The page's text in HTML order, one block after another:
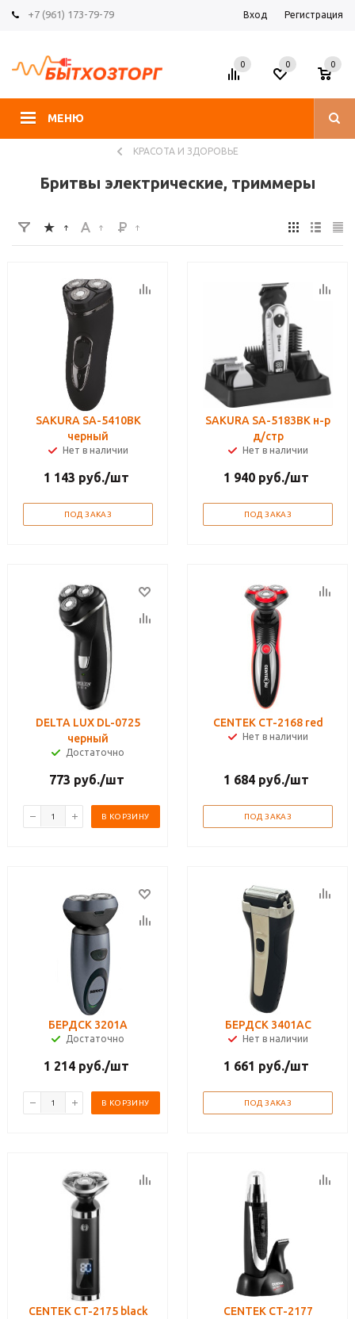
+7 (961) 173-79-79 Вход Регистрация
МЕНЮ
0 0 0
КРАСОТА И ЗДОРОВЬЕ
Бритвы электрические, триммеры
SAKURA SA-5410BK
черный
Нет в наличии
1 143 руб./шт
ПОД ЗАКАЗ
SAKURA SA-5183BK н-р
д/стр
Нет в наличии
1 940 руб./шт
ПОД ЗАКАЗ
DELTA LUX DL-0725
черный
Достаточно
773 руб./шт
В КОРЗИНУ
CENTEK CT-2168 red
Нет в наличии
1 684 руб./шт
ПОД ЗАКАЗ
БЕРДСК 3201А
Достаточно
1 214 руб./шт
В КОРЗИНУ
БЕРДСК 3401АС
Нет в наличии
1 661 руб./шт
ПОД ЗАКАЗ
CENTEK CT-2175 black
CENTEK CT-2177